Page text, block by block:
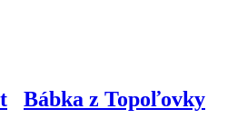
Bábka z Topoľovky